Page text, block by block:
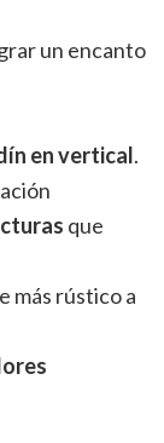
un encanto
en vertical.
que
más rústico a